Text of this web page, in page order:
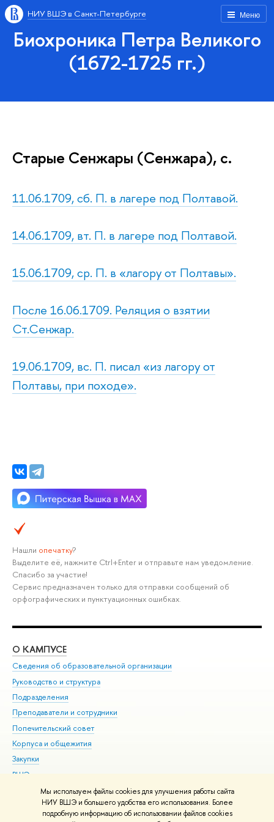
Мы используем файлы cookies для улучшения работы сайта
НИУ ВШЭ и большего удобства его использования. Более
подробную информацию об использовании файлов cookies
Меню
НИУ ВШЭ в Санкт-Петербурге
Биохроника Петра Великого
(1672-1725 гг.)
Старые Сенжары (Сенжара), с.
11.06.1709, сб. П. в лагере под Полтавой.
14.06.1709, вт. П. в лагере под Полтавой.
15.06.1709, ср. П. в «лагору от Полтавы».
После 16.06.1709. Реляция о взятии
Ст.Сенжар.
19.06.1709, вс. П. писал «из лагору от
Полтавы, при походе».
Нашли опечатку?
Выделите её, нажмите Ctrl+Enter и отправьте нам уведомление.
Спасибо за участие!
Сервис предназначен только для отправки сообщений об
орфографических и пунктуационных ошибках.
О КАМПУСЕ
Сведения об образовательной организации
Руководство и структура
Подразделения
Преподаватели и сотрудники
Попечительский совет
Корпуса и общежития
Закупки
ВШЭ для студентов с ограниченными возможностями
здоровья и инвалидностью
Версия для слабовидящих
Единая платежная страница